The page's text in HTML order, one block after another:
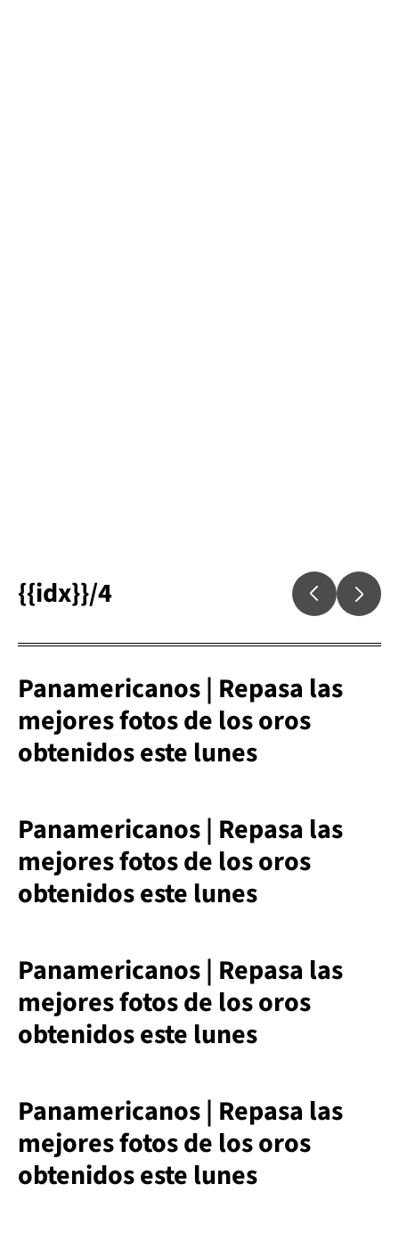
{{idx}}/4
Panamericanos | Repasa las
mejores fotos de los oros
obtenidos este lunes
Panamericanos | Repasa las
mejores fotos de los oros
obtenidos este lunes
Panamericanos | Repasa las
mejores fotos de los oros
obtenidos este lunes
Panamericanos | Repasa las
mejores fotos de los oros
obtenidos este lunes